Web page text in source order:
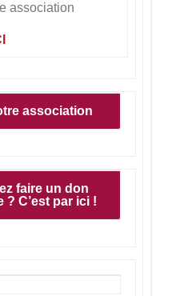
association
association
faire un don
C’est par ici !